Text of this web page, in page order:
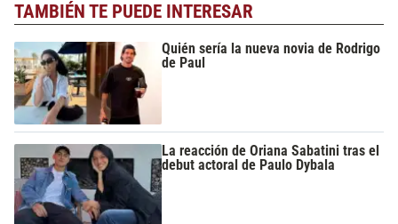
TAMBIÉN TE PUEDE INTERESAR
Quién sería la nueva novia de Rodrigo
de Paul
La reacción de Oriana Sabatini tras el
debut actoral de Paulo Dybala